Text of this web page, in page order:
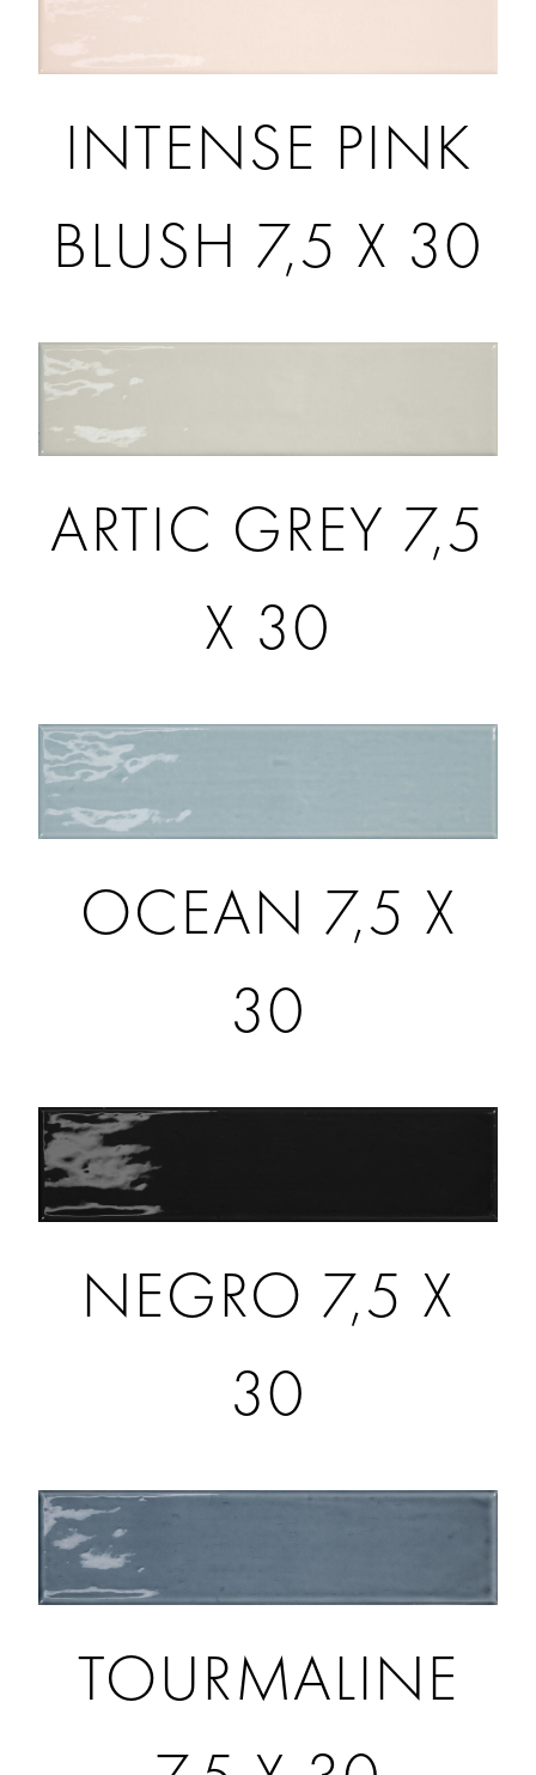
INTENSE PINK
BLUSH 7,5 X 30
ARTIC GREY 7,5
X 30
OCEAN 7,5 X
30
NEGRO 7,5 X
30
TOURMALINE